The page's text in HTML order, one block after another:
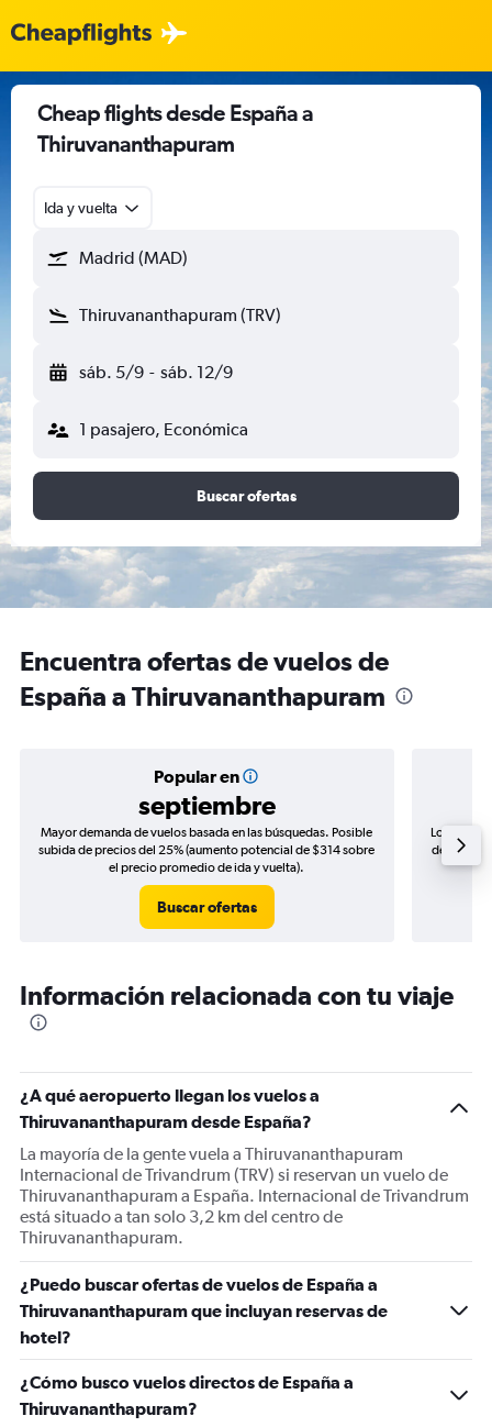
Cheap flights desde España a
Thiruvananthapuram
Ida y vuelta
Madrid (MAD)
Thiruvananthapuram (TRV)
sáb. 5/9 - sáb. 12/9
1 pasajero, Económica
Buscar ofertas
Encuentra ofertas de vuelos de
España a Thiruvananthapuram
Popular en
septiembre
Mayor demanda de vuelos basada en las búsquedas. Posible
subida de precios del 25% (aumento potencial de $314 sobre
el precio promedio de ida y vuelta).
Buscar ofertas
Los
de precios
Información relacionada con tu viaje
¿A qué aeropuerto llegan los vuelos a
Thiruvananthapuram desde España?
La mayoría de la gente vuela a Thiruvananthapuram
Internacional de Trivandrum (TRV) si reservan un vuelo de
Thiruvananthapuram a España. Internacional de Trivandrum
está situado a tan solo 3,2 km del centro de
Thiruvananthapuram.
¿Puedo buscar ofertas de vuelos de España a
Thiruvananthapuram que incluyan reservas de
hotel?
¿Cómo busco vuelos directos de España a
Thiruvananthapuram?